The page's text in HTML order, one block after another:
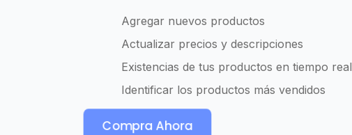
Agregar nuevos productos
Actualizar precios y descripciones
Existencias de tus productos en tiempo real
Identificar los productos más vendidos
Compra Ahora